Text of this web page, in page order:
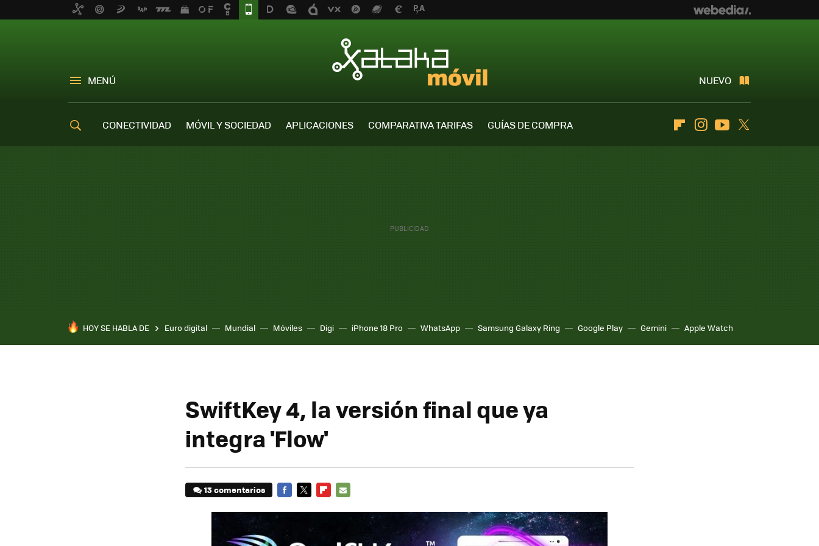
MENÚ NUEVO
CONECTIVIDAD MÓVIL Y SOCIEDAD APLICACIONES COMPARATIVA TARIFAS
GUÍAS DE COMPRA
FlipboardInstagramYoutube
HOY SE HABLA DE Euro digital Mundial Móviles Digi iPhone 18 Pro WhatsApp Samsung Galaxy Ring Google Play Gemini Apple Watch
SwiftKey 4, la versión final que ya
integra 'Flow'
13 comentarios